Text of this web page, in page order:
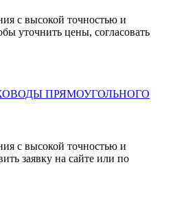
с высокой точностью и
цены, согласовать
ПРЯМОУГОЛЬНОГО
с высокой точностью и
заявку на сайте или по